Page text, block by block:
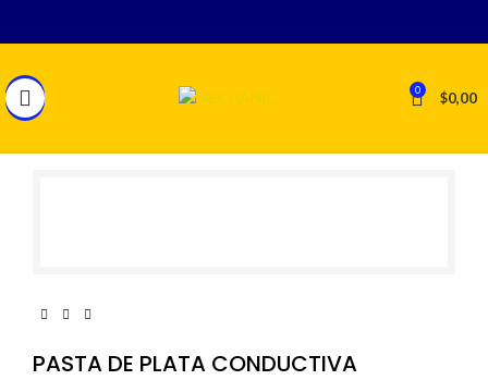
0 $0,00
PASTA DE PLATA CONDUCTIVA